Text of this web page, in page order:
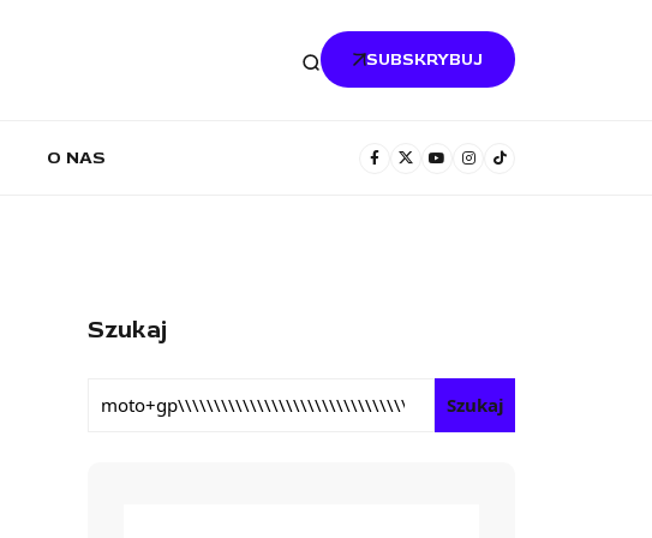
SUBSKRYBUJ
O NAS
Szukaj
Szukaj